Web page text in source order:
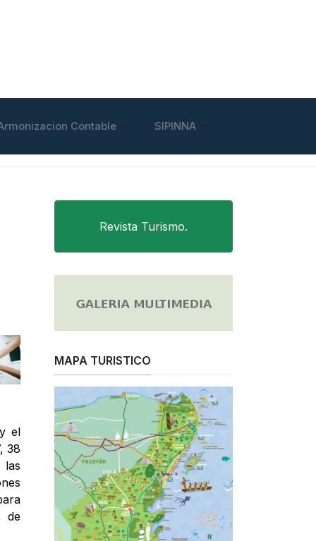
Contable SIPINNA
el
38
de
Revista Turismo.
MAPA TURISTICO